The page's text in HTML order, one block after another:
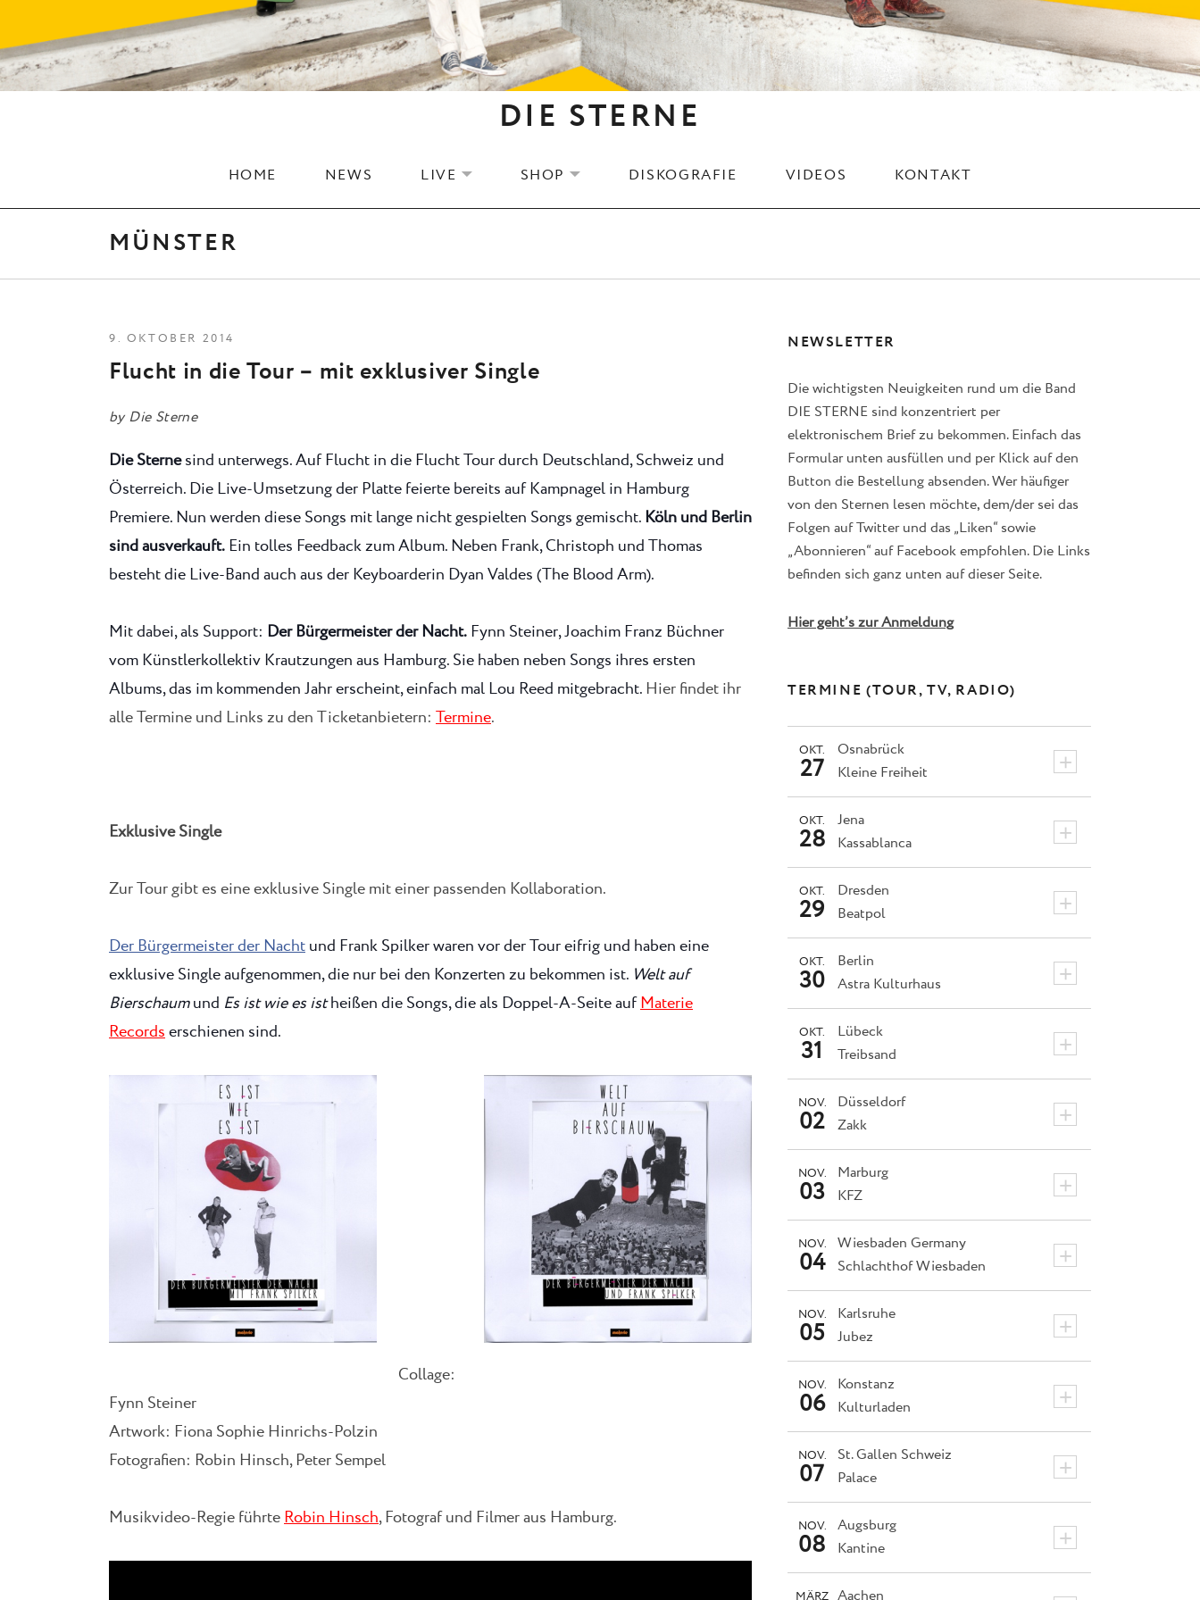
DIE STERNE
HOME NEWS LIVE EXPAND SUBMENU
SHOP EXPAND SUBMENU
DISKOGRAFIE VIDEOS KONTAKT
MÜNSTER
Flucht in die Tour – mit exklusiver Single
by Die Sterne
9. OKTOBER 2014
Die Sternesind unterwegs. Auf Flucht in die Flucht Tour durch Deutschland, Schweiz und
Österreich. Die Live-Umsetzung der Platte feierte bereits auf Kampnagel in Hamburg
Premiere. Nun werden diese Songs mit lange nicht gespielten Songs gemischt.Köln und Berlin
sind ausverkauft.Ein tolles Feedback zum Album. Neben Frank, Christoph und Thomas
besteht die Live-Band auch aus der Keyboarderin Dyan Valdes (The Blood Arm).
Mit dabei, als Support: Der Bürgermeister der Nacht.Fynn Steiner, Joachim Franz Büchner
vom Künstlerkollektiv Krautzungen aus Hamburg. Sie haben neben Songs ihres ersten
Albums, das im kommenden Jahr erscheint, einfach mal Lou Reed mitgebracht. Hier findet ihr
alle Termine und Links zu den Ticketanbietern: Termine.
Exklusive Single
Zur Tour gibt es eine exklusive Single mit einer passenden Kollaboration.
Der Bürgermeister der Nachtund Frank Spilker waren vor der Tour eifrig und haben eine
exklusive Single aufgenommen, die nur bei den Konzerten zu bekommen ist. Welt auf
Bierschaumund Es ist wie es istheißen die Songs, die als Doppel-A-Seite aufMaterie
Recordserschienen sind.
Collage:
Fynn Steiner
Artwork: Fiona Sophie Hinrichs-Polzin
Fotografien: Robin Hinsch, Peter Sempel
Musikvideo-Regie führteRobin Hinsch, Fotograf und Filmer aus Hamburg.
NEWSLETTER
Die wichtigsten Neuigkeiten rund um die Band
DIE STERNE sind konzentriert per
elektronischem Brief zu bekommen. Einfach das
Formular unten ausfüllen und per Klick auf den
Button die Bestellung absenden. Wer häufiger
von den Sternen lesen möchte, dem/der sei das
Folgen auf Twitter und das „Liken“ sowie
„Abonnieren“ auf Facebook empfohlen. Die Links
befinden sich ganz unten auf dieser Seite.
Hier geht’s zur Anmeldung
TERMINE (TOUR, TV, RADIO)
Osnabrück +
OKT.
27 Kleine Freiheit
Jena +
OKT.
28 Kassablanca
Dresden +
OKT.
29 Beatpol
Berlin +
OKT.
30 Astra Kulturhaus
Lübeck +
OKT.
31 Treibsand
Düsseldorf +
NOV.
02 Zakk
Marburg +
NOV.
03 KFZ
Wiesbaden Germany +
NOV.
04 Schlachthof Wiesbaden
Karlsruhe +
NOV.
05 Jubez
Konstanz +
NOV.
06 Kulturladen
St. Gallen Schweiz +
NOV.
07 Palace
Augsburg +
NOV.
08 Kantine